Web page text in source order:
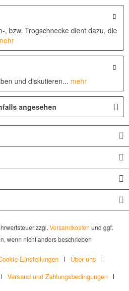
, bzw. Trogschnecke dient dazu, die
und diskutieren... mehr
angesehen
zzgl. Versandkosten und ggf.
wenn nicht anders beschrieben
Einstellungen
Über uns
Versand und Zahlungsbedingungen